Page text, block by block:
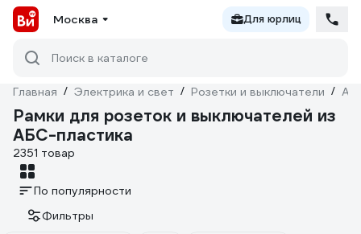
Москва Для юрлиц
Поиск в каталоге
Главная / Электрика и свет / Розетки и выключатели /
Рамки для розеток и выключателей из
АБС-пластика
2351 товар
По популярности
Фильтры